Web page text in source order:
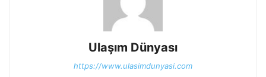
Ulaşım Dünyası
https://www.ulasimdunyasi.com